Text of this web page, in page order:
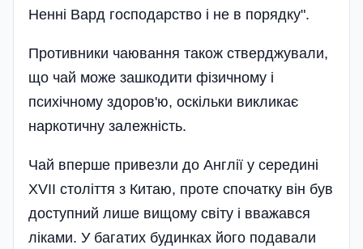
Ненні Вард господарство і не в порядку".
Противники чаювання також стверджували,
що чай може зашкодити фізичному і
психічному здоров'ю, оскільки викликає
наркотичну залежність.
Чай вперше привезли до Англії у середині
XVII століття з Китаю, проте спочатку він був
доступний лише вищому світу і вважався
ліками. У багатих будинках його подавали